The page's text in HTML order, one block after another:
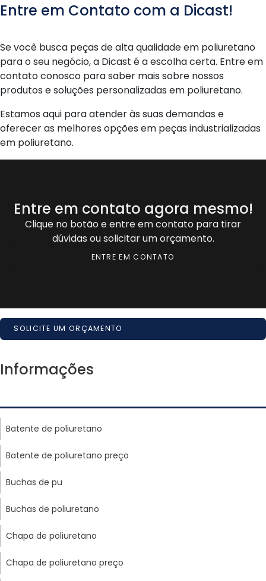
Entre em Contato com a Dicast!
Se você busca peças de alta qualidade em poliuretano
para o seu negócio, a Dicast é a escolha certa. Entre em
contato conosco para saber mais sobre nossos
produtos e soluções personalizadas em poliuretano.
Estamos aqui para atender às suas demandas e
oferecer as melhores opções em peças industrializadas
em poliuretano.
Entre em contato agora mesmo!
Clique no botão e entre em contato para tirar
dúvidas ou solicitar um orçamento.
ENTRE EM CONTATO
SOLICITE UM ORÇAMENTO
Informações
Batente de poliuretano
Batente de poliuretano preço
Buchas de pu
Buchas de poliuretano
Chapa de poliuretano
Chapa de poliuretano preço